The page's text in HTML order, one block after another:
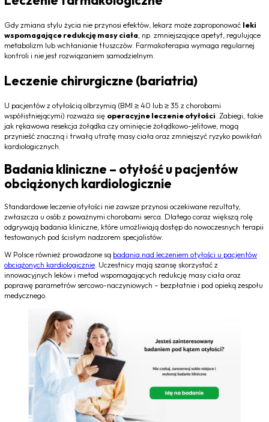
Gdy zmiana stylu życia nie przynosi efektów, lekarz może zaproponować leki
wspomagające redukcję masy ciała , np. zmniejszające apetyt, regulujące
metabolizm lub wchłanianie tłuszczów. Farmakoterapia wymaga regularnej
kontroli i nie jest rozwiązaniem samodzielnym.
Leczenie chirurgiczne (bariatria)
U pacjentów z otyłością olbrzymią (BMI ≥ 40 lub ≥ 35 z chorobami
współistniejącymi) rozważa się operacyjne leczenie otyłości . Zabiegi, takie
jak rękawowa resekcja żołądka czy ominięcie żołądkowo-jelitowe, mogą
przynieść znaczną i trwałą utratę masy ciała oraz zmniejszyć ryzyko powikłań
kardiologicznych.
Badania kliniczne – otyłość u pacjentów
obciążonych kardiologicznie
Standardowe leczenie otyłości nie zawsze przynosi oczekiwane rezultaty,
zwłaszcza u osób z poważnymi chorobami serca. Dlatego coraz większą rolę
odgrywają badania kliniczne, które umożliwiają dostęp do nowoczesnych terapii
testowanych pod ścisłym nadzorem specjalistów.
W Polsce również prowadzone są badania nad leczeniem otyłości u pacjentów
obciążonych kardiologicznie. Uczestnicy mają szansę skorzystać z
innowacyjnych leków i metod wspomagających redukcję masy ciała oraz
poprawę parametrów sercowo-naczyniowych – bezpłatnie i pod opieką zespołu
medycznego.